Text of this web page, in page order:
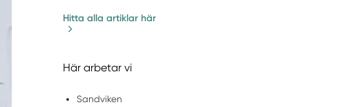
Hitta alla artiklar här
Här arbetar vi
Sandviken